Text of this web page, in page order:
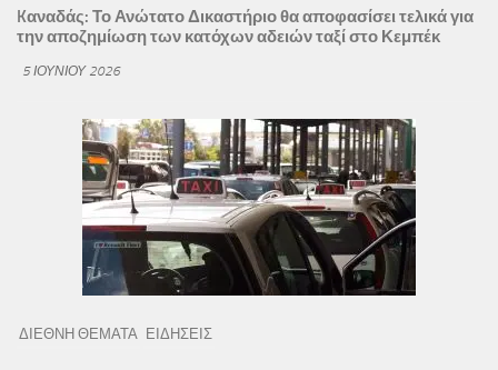
Kαναδάς: Το Ανώτατο Δικαστήριο θα αποφασίσει τελικά για
την αποζημίωση των κατόχων αδειών ταξί στο Κεμπέκ
5 ΙΟΥΝΊΟΥ 2026
ΔΙΕΘΝΗ ΘΕΜΑΤΑ ΕΙΔΗΣΕΙΣ